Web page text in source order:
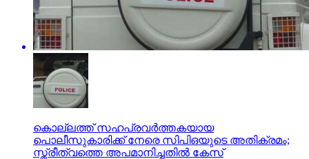
കൊല്ലത്ത് സഹപ്രവര്‍ത്തകയായ
പൊലീസുകാരിക്ക് നേരെ സിപിഒയുടെ അതിക്രമം;
സ്ത്രീത്വത്തെ അപമാനിച്ചതില്‍ കേസ്